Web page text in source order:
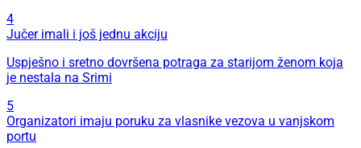
4
Jučer imali i još jednu akciju
Uspješno i sretno dovršena potraga za starijom ženom koja
je nestala na Srimi
5
Organizatori imaju poruku za vlasnike vezova u vanjskom
portu